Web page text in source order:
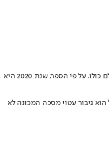
אם כבר נותנים כבוד ליהודים שמנבאים את העתיד, אנחנו גאים להכניס לרשימה את הסופרת חמוטל שבתאי שהוציאה בשנת 1997 את הספר 2020. הספר חוזה מגיפה קטלנית שפשטה בעולם כולו. על פי הספר, שנת 2020 היא
ובכן הנבל הוא גיבור עטוי מסכה המכונה לא